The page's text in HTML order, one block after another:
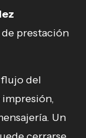
prestación
del
impresión,
Un